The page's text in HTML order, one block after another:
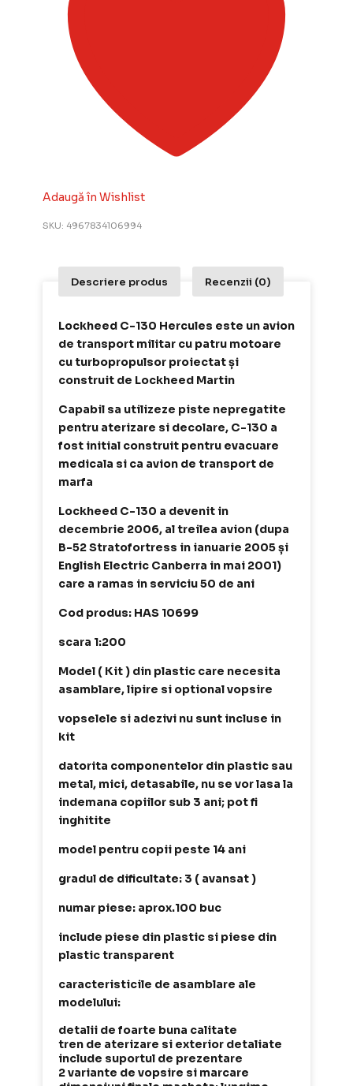
Adaugă în Wishlist
SKU: 4967834106994
Descriere produs Recenzii (0)
Lockheed C-130 Hercules este un avion
de transport militar cu patru motoare
cu turbopropulsor proiectat și
construit de Lockheed Martin
Capabil sa utilizeze piste nepregatite
pentru aterizare si decolare, C-130 a
fost initial construit pentru evacuare
medicala si ca avion de transport de
marfa
Lockheed C-130 a devenit in
decembrie 2006, al treilea avion (dupa
B-52 Stratofortress in ianuarie 2005 și
English Electric Canberra in mai 2001)
care a ramas in serviciu 50 de ani
Cod produs: HAS 10699
scara 1:200
Model ( Kit ) din plastic care necesita
asamblare, lipire si optional vopsire
vopselele si adezivi nu sunt incluse in
kit
datorita componentelor din plastic sau
metal, mici, detasabile, nu se vor lasa la
indemana copiilor sub 3 ani; pot fi
inghitite
model pentru copii peste 14 ani
gradul de dificultate: 3 ( avansat )
numar piese: aprox.100 buc
include piese din plastic si piese din
plastic transparent
caracteristicile de asamblare ale
modelului:
detalii de foarte buna calitate
tren de aterizare si exterior detaliate
include suportul de prezentare
2 variante de vopsire si marcare